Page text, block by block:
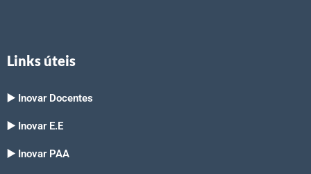
Links úteis
▶️ Inovar Docentes
▶️ Inovar E.E
▶️ Inovar PAA